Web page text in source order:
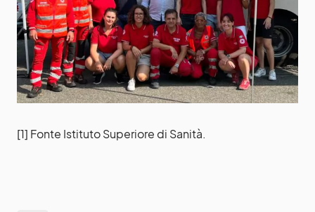
[1] Fonte Istituto Superiore di Sanità.